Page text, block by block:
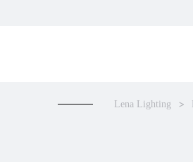
Lena Lighting